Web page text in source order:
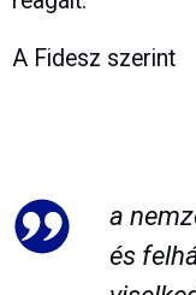
A Fidesz szerint
a
és